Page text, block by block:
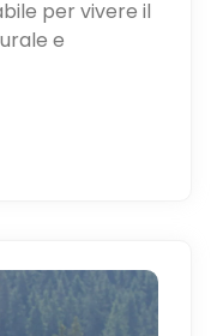
per vivere il
e